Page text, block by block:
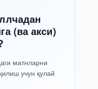
(ва акси)
матнларни
учун қулай